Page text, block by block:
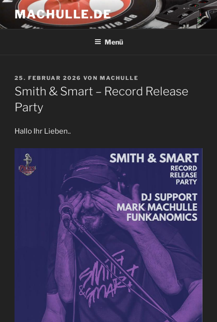
Zum
Inhalt
springen
MACHULLE.DE
Menü
VERÖFFENTLICHT
AM
25. FEBRUAR 2026 VON MACHULLE
Smith & Smart – Record Release
Party
Hallo Ihr Lieben..